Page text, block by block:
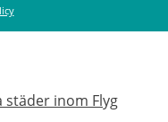
städer inom Flyg